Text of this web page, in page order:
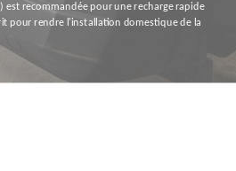
recommandée pour une recharge rapide
pour rendre l'installation domestique de la